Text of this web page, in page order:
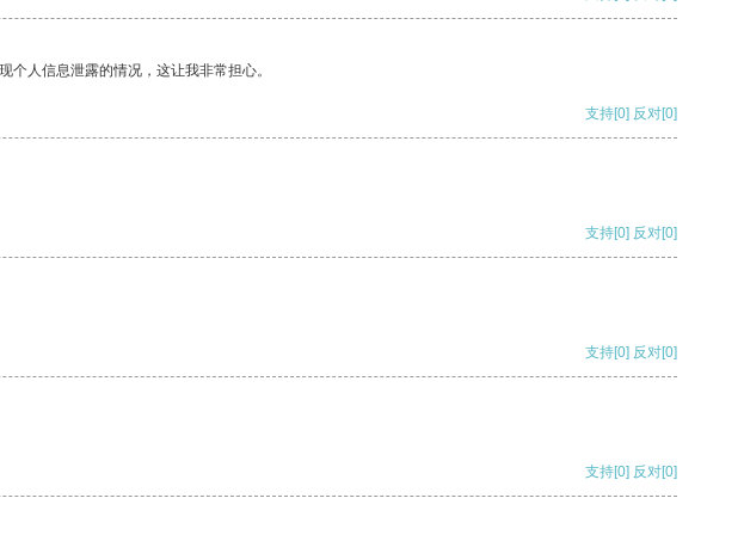
人信息泄露的情况，这让我非常担心。
支持[0] 反对[0]
支持[0] 反对[0]
支持[0] 反对[0]
支持[0] 反对[0]